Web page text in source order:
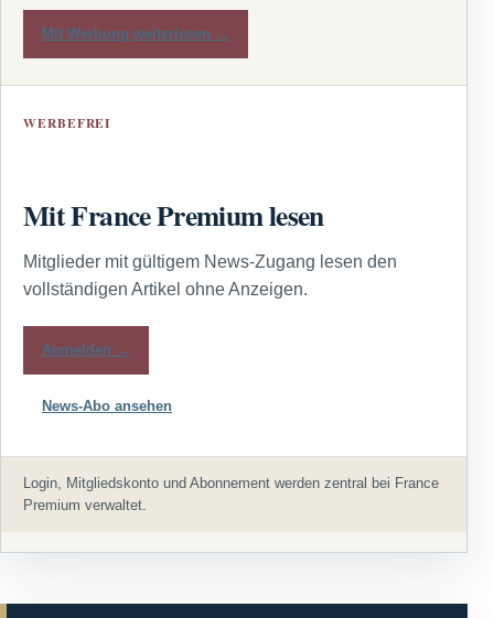
Mit Werbung weiterlesen →
WERBEFREI
Mit France Premium lesen
Mitglieder mit gültigem News-Zugang lesen den
vollständigen Artikel ohne Anzeigen.
Anmelden →
News-Abo ansehen
Login, Mitgliedskonto und Abonnement werden zentral bei France
Premium verwaltet.